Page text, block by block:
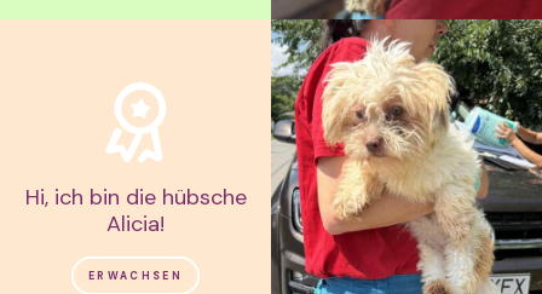
Hi, ich bin die hübsche
Alicia!
ERWACHSEN